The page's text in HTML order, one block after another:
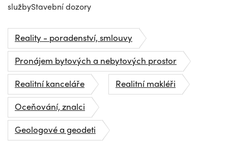
službyStavební dozory
Reality - poradenství, smlouvy
Pronájem bytových a nebytových prostor
Realitní kanceláře
Realitní makléři
Oceňování, znalci
Geologové a geodeti